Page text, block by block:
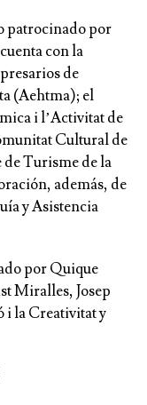
patrocinado por
con la
de
(Aehtma); el
i l’Activitat de
Cultural de
Turisme de la
además, de
y Asistencia
por Quique
Miralles, Josep
i la Creativitat y